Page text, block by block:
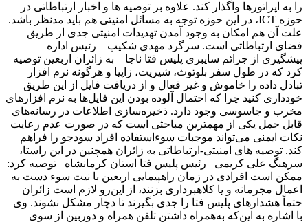
را به اپراتورها واگذار کند. علاوه بر توصیه ها و اخبار ارتباطاتی در
حوزه ICT، در این حوزه توجه به مسائل امنیتی هم باید مدنظر باشد.
علت آن هم امکان به وجود آمدن تهدیدات امنیتی جدی از طریق
فضای ارتباطاتی است. سرگرد مهدی شکیب – رئیس اداره
پیشگیری از جرائم سایبری پلیس فتا ناجا – به زائران اربعین توصیه
کرد که در طول سفر بلوتوث، شیریت، زاپیا و هرگونه نرم افزار
‌تبادل داده را خاموش و غیر فعال و از دریافت فایل از این طریق
خودداری کنید چرا که احتمال آلوده بودن این فایل‌ها به نرم افزارهای
مخرب و جاسوسی وجود دارد. ذخیره‌سازی اطلاعات در رسانه‌های
قابل حمل یکی از مهمترین مباحثی است که در صورت عدم رعایت
نکات ایمنی می‌تواند موجبات سوءاستفاده افراد سودجو را فراهم
کند. توصیه های امنیتی-ارتباطاتی به زائران همچنین در این راستا،
سرهنگ علی کریمی _رئیس پلیس فتا استان کرمانشاه_ توصیه کرد:
ممکن است افرادی در زمان راهپیمایی اربعین با نیت سوء دست به
اعمال مجرمانه و یا کلاهبرداری بزنند، از این‌رو لازم است زائران
حتماً هشدارهای پلیس فتا را جدی بگیرند تا دچار مشکل نشوند. وی
با اشاره به این‌که به‌همراه داشتن تلفن همراه و دوربین از سوی